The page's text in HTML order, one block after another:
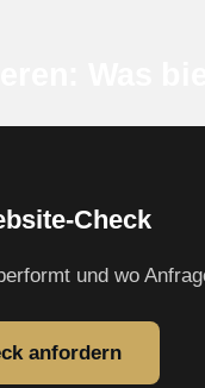
Check
und wo
anfordern